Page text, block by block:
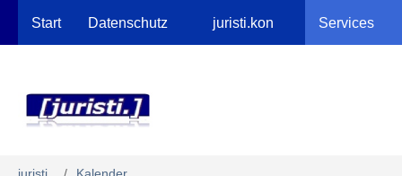
Start Datenschutz juristi.kon Services